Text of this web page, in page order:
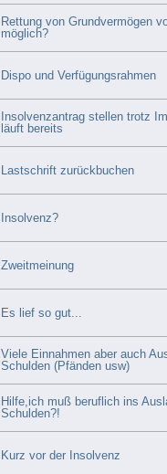
Rettung von Grundvermögen
möglich?
Dispo und Verfügungsrahmen
Insolvenzantrag stellen trotz
läuft bereits
Lastschrift zurückbuchen
Insolvenz?
Zweitmeinung
Es lief so gut...
Viele Einnahmen aber auch
Schulden (Pfänden usw)
Hilfe,ich muß beruflich ins
Schulden?!
Kurz vor der Insolvenz